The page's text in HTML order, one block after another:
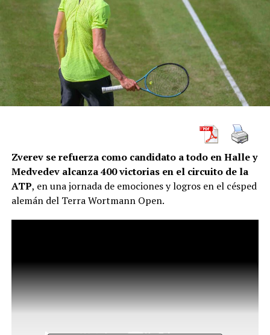
Zverev se refuerza como candidato a todo en Halle y
Medvedev alcanza 400 victorias en el circuito de la
ATP, en una jornada de emociones y logros en el césped
alemán del Terra Wortmann Open.